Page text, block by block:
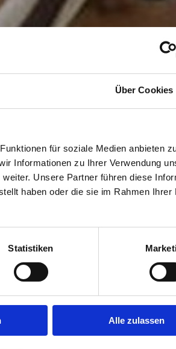
Über Cookies
für soziale Medien anbieten
Informationen zu Ihrer Verwendung
Unsere Partner führen diese
haben oder die sie im Rahmen Ihrer
Statistiken
Alle zulassen